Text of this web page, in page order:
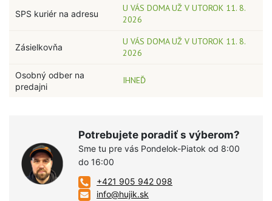
SPS kuriér na adresu
U VÁS DOMA UŽ V UTOROK 11. 8.
2026
Zásielkovňa
U VÁS DOMA UŽ V UTOROK 11. 8.
2026
Osobný odber na
predajni
IHNEĎ
Potrebujete poradiť s výberom?
Sme tu pre vás Pondelok-Piatok od 8:00
do 16:00
+421 905 942 098
info@hujik.sk